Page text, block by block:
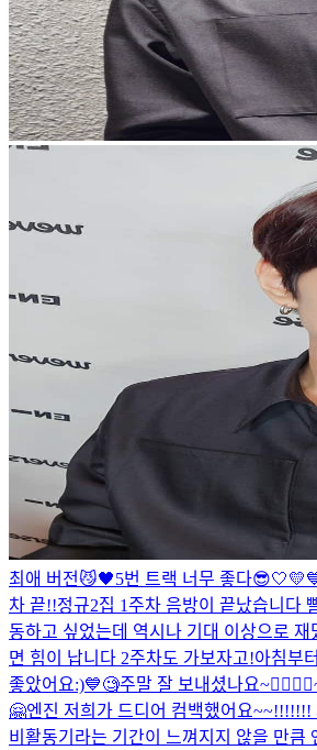
최애 버전😼🖤5번 트랙 너무 좋다😎
차 끝!!정규2집 1주차 음방이 끝났습니다
동하고 싶었는데 역시나 기대 이상으로 재
면 힘이 납니다 2주차도 가보자고!아침부
좋았어요:)💙🧐주말 잘 보내셨나요~
🤗엔진 저희가 드디어 컴백했어요~~!!!!!!!
비활동기라는 기간이 느껴지지 않을 만큼